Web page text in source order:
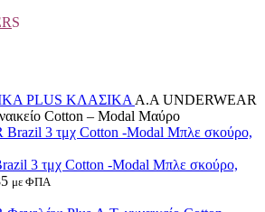
S
PLUS ΚΛΑΣΙΚΑ Α.A UNDERWEAR
Cotton – Modal Μαύρο
3 τμχ Cotton -Modal Μπλε σκούρο,
με ΦΠΑ